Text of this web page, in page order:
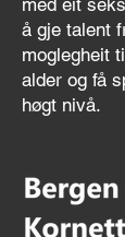
med eit
å gje talent
moglegheit
alder og få
høgt nivå.